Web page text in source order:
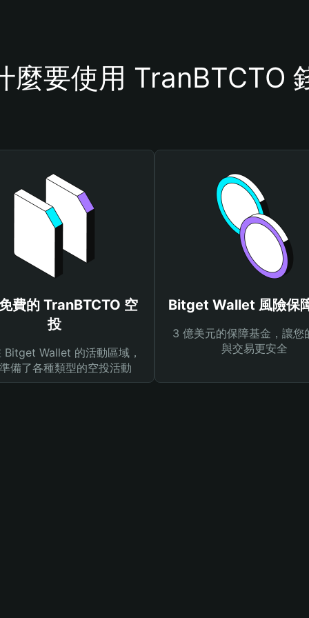
麼要使用 TranBTCTO
費的 TranBTCTO 空
投
Bitget Wallet 的活動區域，
備了各種類型的空投活動
Bitget Wallet 風險保
3 億美元的保障基金，讓您
與交易更安全